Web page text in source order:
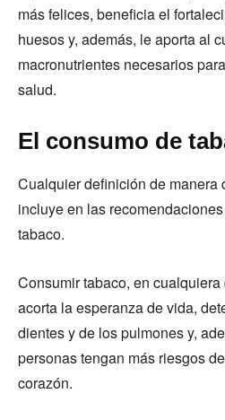
más felices, beneficia el
huesos y, además, le aporta al
macronutrientes necesarios
salud.
El consumo de
Cualquier definición de manera
incluye en las
tabaco.
Consumir tabaco, en
acorta la esperanza de vida,
dientes y de los pulmones y,
personas tengan más riesgos
corazón.